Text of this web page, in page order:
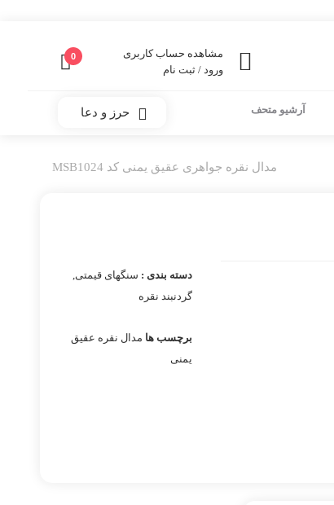
0
مشاهده حساب کاربری
ورود / ثبت نام
آرشیو متحف حرز و دعا
مدال نقره جواهری عقیق یمنی کد MSB1024
دسته بندی : سنگهای قیمتی,
گردنبند نقره
برچسب ها مدال نقره عقیق
یمنی